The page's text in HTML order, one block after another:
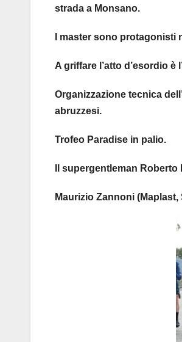
strada a Monsano.
I master sono protagonisti
A griffare l’atto d’esordio
Organizzazione tecnica
abruzzesi.
Trofeo Paradise in palio.
Il supergentleman
Maurizio Zannoni